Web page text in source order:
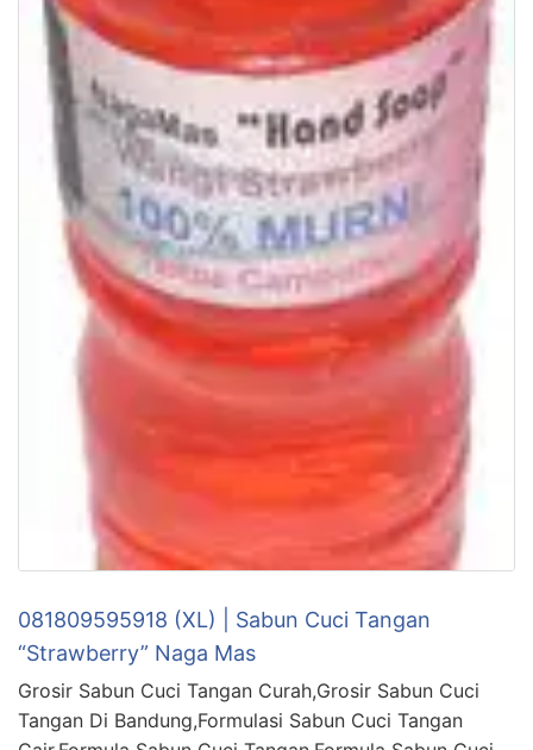
081809595918 (XL) | Sabun Cuci Tangan
“Strawberry” Naga Mas
Grosir Sabun Cuci Tangan Curah,Grosir Sabun Cuci
Tangan Di Bandung,Formulasi Sabun Cuci Tangan